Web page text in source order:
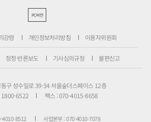
PC버전
강령 개인정보처리방침 이용자위원회
정정·반론보도 기사심의규정 불편신고
구 성수일로 39-34 서울숲더스페이스 12층
1800-6522
팩스 : 070-4015-8658
4010-8512 사업본부 : 070-4010-7078